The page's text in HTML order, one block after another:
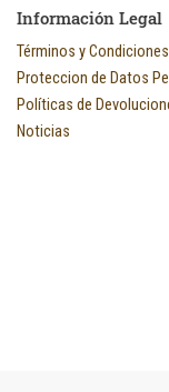
Información Legal
Términos y Condiciones
Proteccion de Datos
Políticas de
Noticias